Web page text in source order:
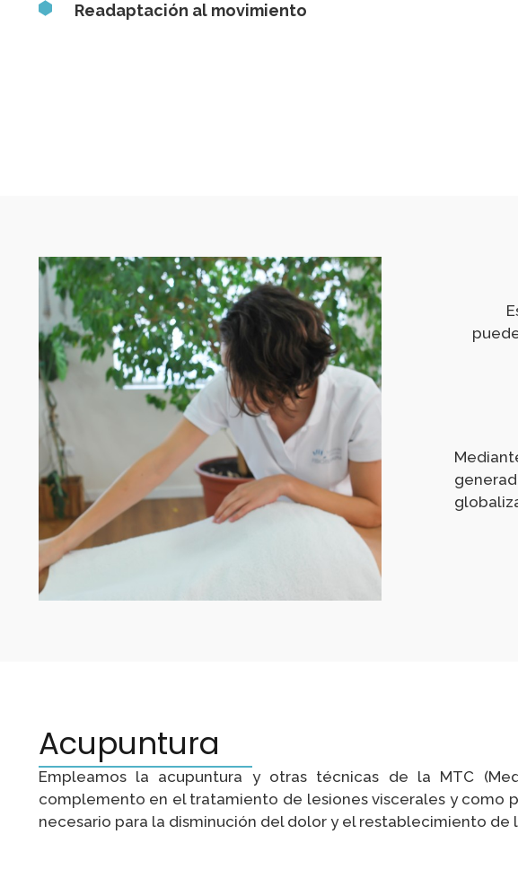
Readaptación al movimiento
Acupuntura
Empleamos la acupuntura y otras técnicas de la MTC
complemento en el tratamiento de lesiones viscerales y como
necesario para la disminución del dolor y el restablecimiento de